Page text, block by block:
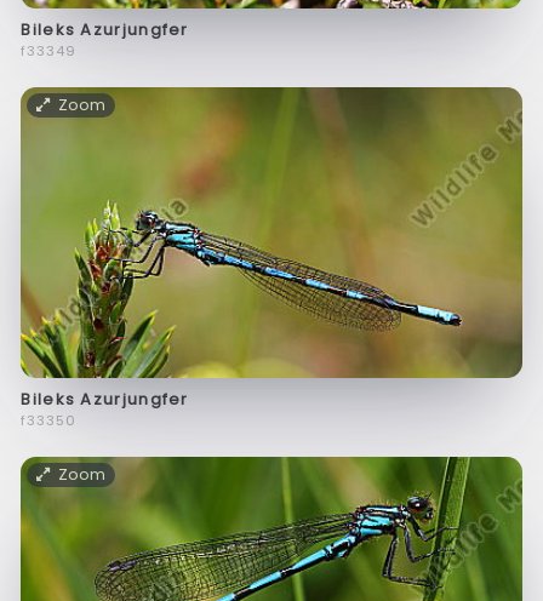
Bileks Azurjungfer
f33349
Zoom
Bileks Azurjungfer
f33350
Zoom